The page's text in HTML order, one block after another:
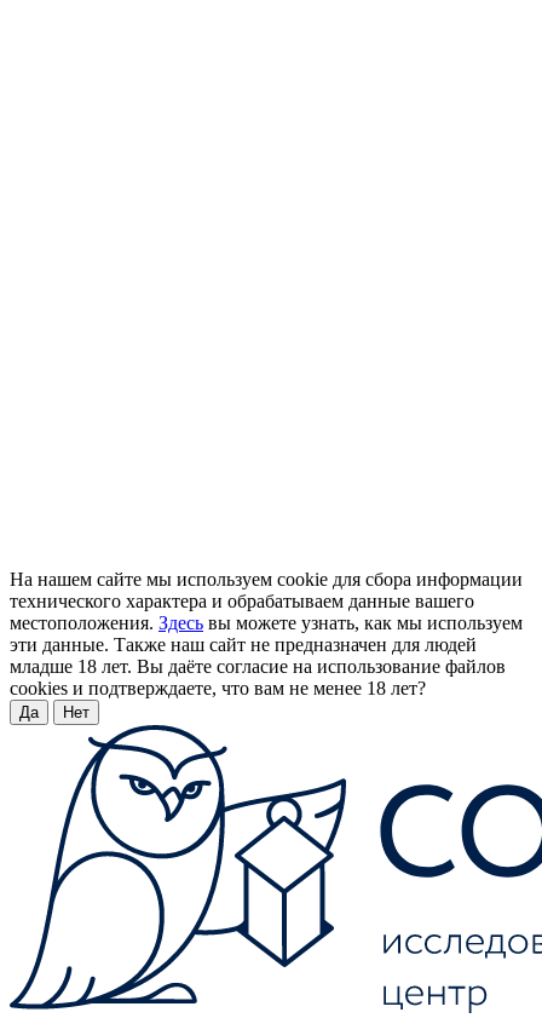
На нашем сайте мы используем cookie для сбора информации
технического характера и обрабатываем данные вашего
местоположения. Здесь вы можете узнать, как мы используем
эти данные. Также наш сайт не предназначен для людей
младше 18 лет. Вы даёте согласие на использование файлов
cookies и подтверждаете, что вам не менее 18 лет?
Да Нет